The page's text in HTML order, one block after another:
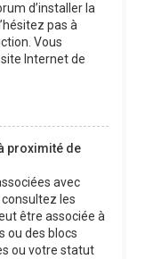
d’installer la
pas à
Vous
Internet de
proximité de
avec
les
être associée à
ou des blocs
ou votre statut